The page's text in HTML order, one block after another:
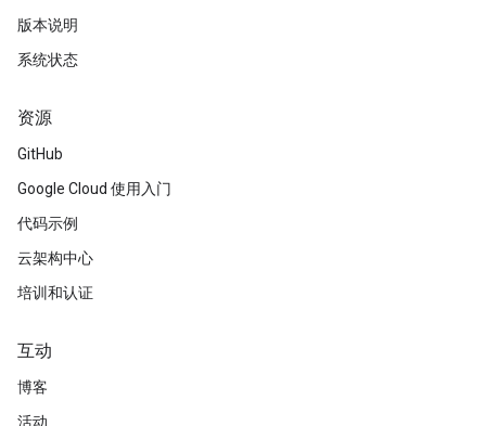
版本说明
系统状态
资源
GitHub
Google Cloud 使用入门
代码示例
云架构中心
培训和认证
互动
博客
活动